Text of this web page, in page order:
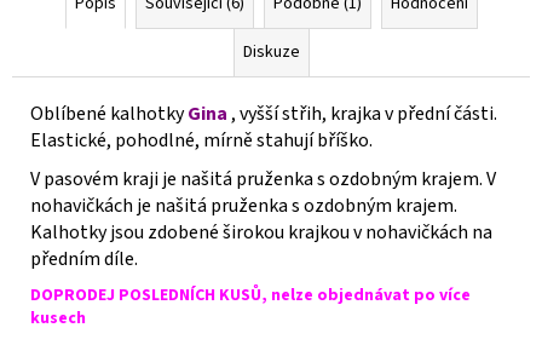
Diskuze
Oblíbené kalhotkyGina, vyšší střih, krajka v přední části.
Elastické, pohodlné, mírně stahují bříško.
V pasovém kraji je našitá pruženka s ozdobným krajem. V
nohavičkách je našitá pruženka s ozdobným krajem.
Kalhotky jsou zdobené širokou krajkou v nohavičkách na
předním díle.
DOPRODEJ POSLEDNÍCH KUSŮ, nelze objednávat po více
kusech